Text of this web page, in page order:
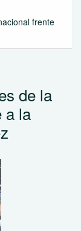
frente
de la
a la